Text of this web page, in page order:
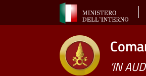
Salta al contenuto principale
’IN